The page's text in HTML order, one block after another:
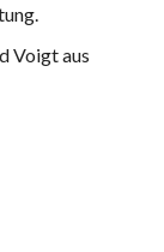
Voigt aus